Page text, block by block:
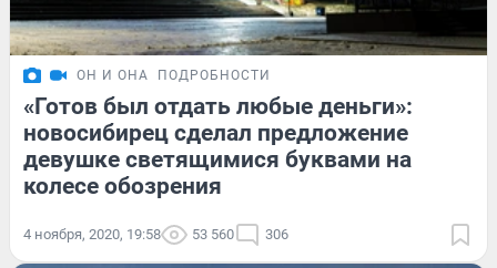
ОН И ОНА ПОДРОБНОСТИ
«Готов был отдать любые деньги»:
новосибирец сделал предложение
девушке светящимися буквами на
колесе обозрения
4 ноября, 2020, 19:58 53 560 306